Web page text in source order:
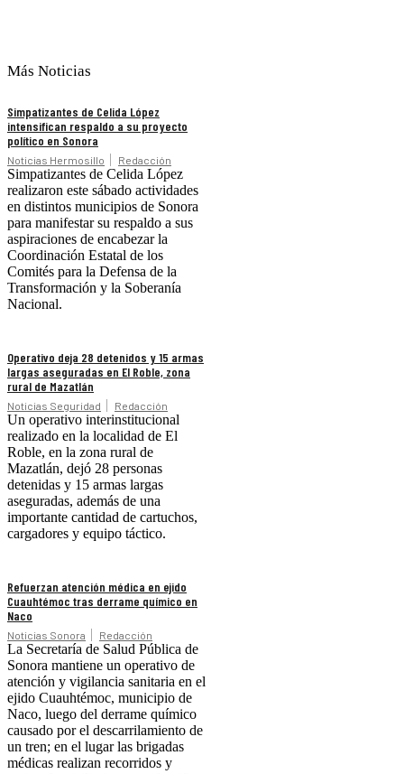
Más Noticias
Simpatizantes de Celida López
intensifican respaldo a su proyecto
político en Sonora
Noticias Hermosillo Redacción
Simpatizantes de Celida López
realizaron este sábado actividades
en distintos municipios de Sonora
para manifestar su respaldo a sus
aspiraciones de encabezar la
Coordinación Estatal de los
Comités para la Defensa de la
Transformación y la Soberanía
Nacional.
Operativo deja 28 detenidos y 15 armas
largas aseguradas en El Roble, zona
rural de Mazatlán
Noticias Seguridad Redacción
Un operativo interinstitucional
realizado en la localidad de El
Roble, en la zona rural de
Mazatlán, dejó 28 personas
detenidas y 15 armas largas
aseguradas, además de una
importante cantidad de cartuchos,
cargadores y equipo táctico.
Refuerzan atención médica en ejido
Cuauhtémoc tras derrame químico en
Naco
Noticias Sonora Redacción
La Secretaría de Salud Pública de
Sonora mantiene un operativo de
atención y vigilancia sanitaria en el
ejido Cuauhtémoc, municipio de
Naco, luego del derrame químico
causado por el descarrilamiento de
un tren; en el lugar las brigadas
médicas realizan recorridos y